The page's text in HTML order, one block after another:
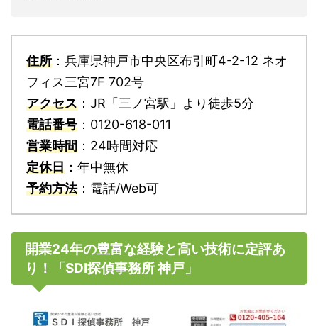
住所 ：兵庫県神戸市中央区布引町4-2-12 ネオ
フィス三宮7F 702号
アクセス ：JR「三ノ宮駅」より徒歩5分
電話番号 ：0120-618-011
営業時間 ：24時間対応
定休日 ：年中無休
予約方法：電話/Web可
開業24年の豊富な経験と高い技術に定評あ
り！「SDI探偵事務所 神戸」